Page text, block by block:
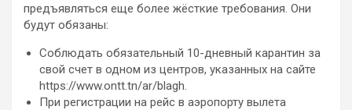
предъявляться еще более жёсткие требования. Они
будут обязаны:
Соблюдать обязательный 10-дневный карантин за
свой счет в одном из центров, указанных на сайте
https://www.ontt.tn/ar/blagh.
При регистрации на рейс в аэропорту вылета